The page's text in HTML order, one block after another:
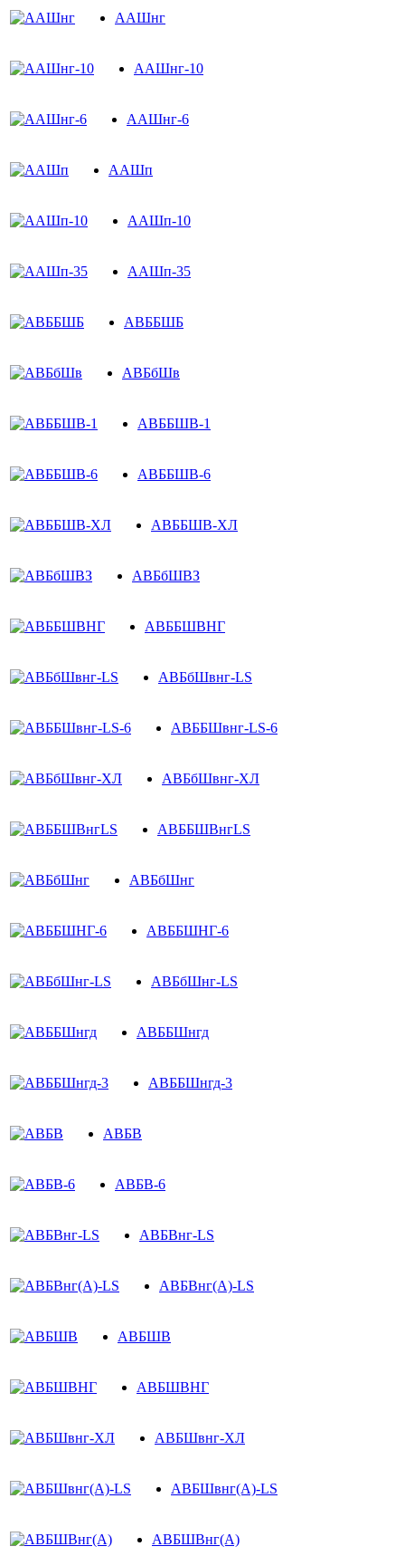
ААШнг
ААШнг-10
ААШнг-6
ААШп
ААШп-10
ААШп-35
АВББШБ
АВБбШв
АВББШВ-1
АВББШВ-6
АВББШВ-ХЛ
АВБбШВЗ
АВББШВНГ
АВБбШвнг-LS
АВББШвнг-LS-6
АВБбШвнг-ХЛ
АВББШВнгLS
АВБбШнг
АВББШНГ-6
АВБбШнг-LS
АВББШнгд
АВББШнгд-3
АВБВ
АВБВ-6
АВБВнг-LS
АВБВнг(A)-LS
АВБШВ
АВБШВНГ
АВБШвнг-ХЛ
АВБШвнг(A)-LS
АВБШВнг(А)